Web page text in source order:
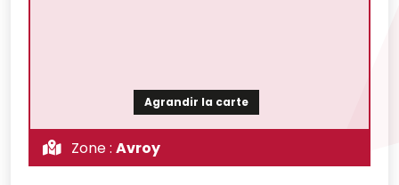
Agrandir la carte
Zone : Avroy